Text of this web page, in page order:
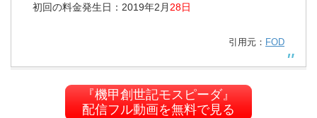
初回の料金発生日：2019年2月 28日
引用元： FOD
『機甲創世記モスピーダ』
配信フル動画を無料で見る